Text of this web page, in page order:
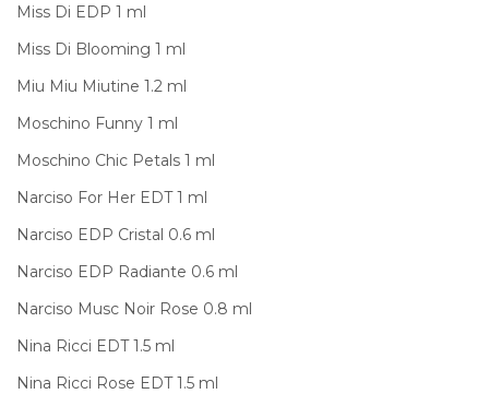
Miss Di EDP 1 ml
Miss Di Blooming 1 ml
Miu Miu Miutine 1.2 ml
Moschino Funny 1 ml
Moschino Chic Petals 1 ml
Narciso For Her EDT 1 ml
Narciso EDP Cristal 0.6 ml
Narciso EDP Radiante 0.6 ml
Narciso Musc Noir Rose 0.8 ml
Nina Ricci EDT 1.5 ml
Nina Ricci Rose EDT 1.5 ml